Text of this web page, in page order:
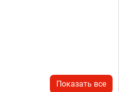
Показать все